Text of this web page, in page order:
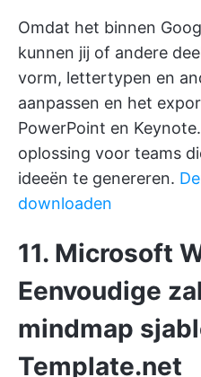
Omdat het binnen
kunnen jij of andere
vorm, lettertypen en
aanpassen en het
PowerPoint en
oplossing voor teams
ideeën te genereren.
downloaden
11. Microsoft
Eenvoudige
mindmap
Template.net